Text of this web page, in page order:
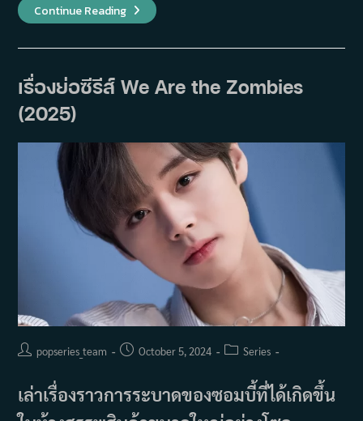
Continue Readingเรื่อง
ย่อ
(2024)
เรื่องย่อซีรีส์ We Are the Zombies
(2025)
Postpopseries_team
PostOctober 5, 2024
PostSeries
เล่าเรื่องราวการระบาดของซอมบี้ที่ได้เกิดขึ้น